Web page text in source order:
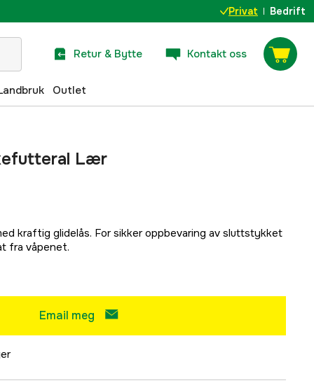
Privat Bedrift
Retur & Bytte Kontakt oss
Outlet
Lær
kraftig glidelås. For sikker oppbevaring av sluttstykket
fra våpenet.
Email meg